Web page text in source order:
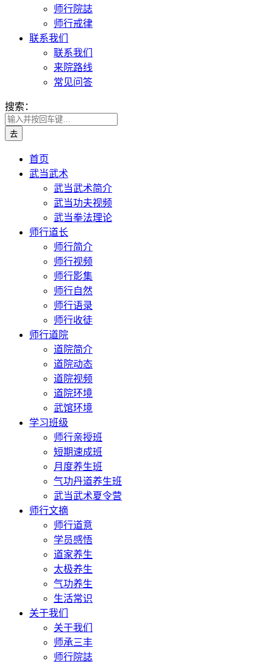
师行院誌
师行戒律
联系我们
联系我们
来院路线
常见问答
搜索：
首页
武当武术
武当武术简介
武当功夫视频
武当拳法理论
师行道长
师行简介
师行视频
师行影集
师行自然
师行语录
师行收徒
师行道院
道院简介
道院动态
道院视频
道院环境
武馆环境
学习班级
师行亲授班
短期速成班
月度养生班
气功丹道养生班
武当武术夏令营
师行文摘
师行道意
学员感悟
道家养生
太极养生
气功养生
生活常识
关于我们
关于我们
师承三丰
师行院誌